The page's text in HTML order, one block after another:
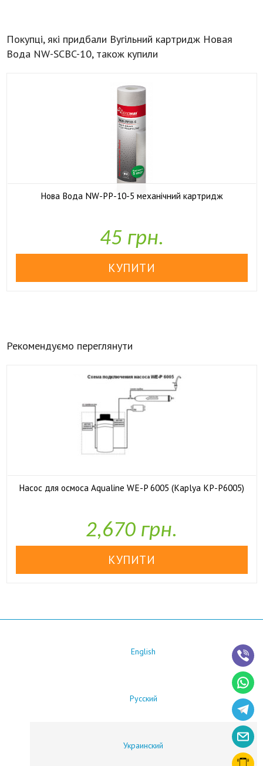
Покупці, які придбали Вугільний картридж Новая
Вода NW-SCBC-10, також купили
Нова Вода NW-PP-10-5 механічний картридж
45 грн.
Рекомендуємо переглянути
Насос для осмоса Aqualine WE-P 6005 (Kaplya KP-P6005)
2,670 грн.
English
Русский
Украинский